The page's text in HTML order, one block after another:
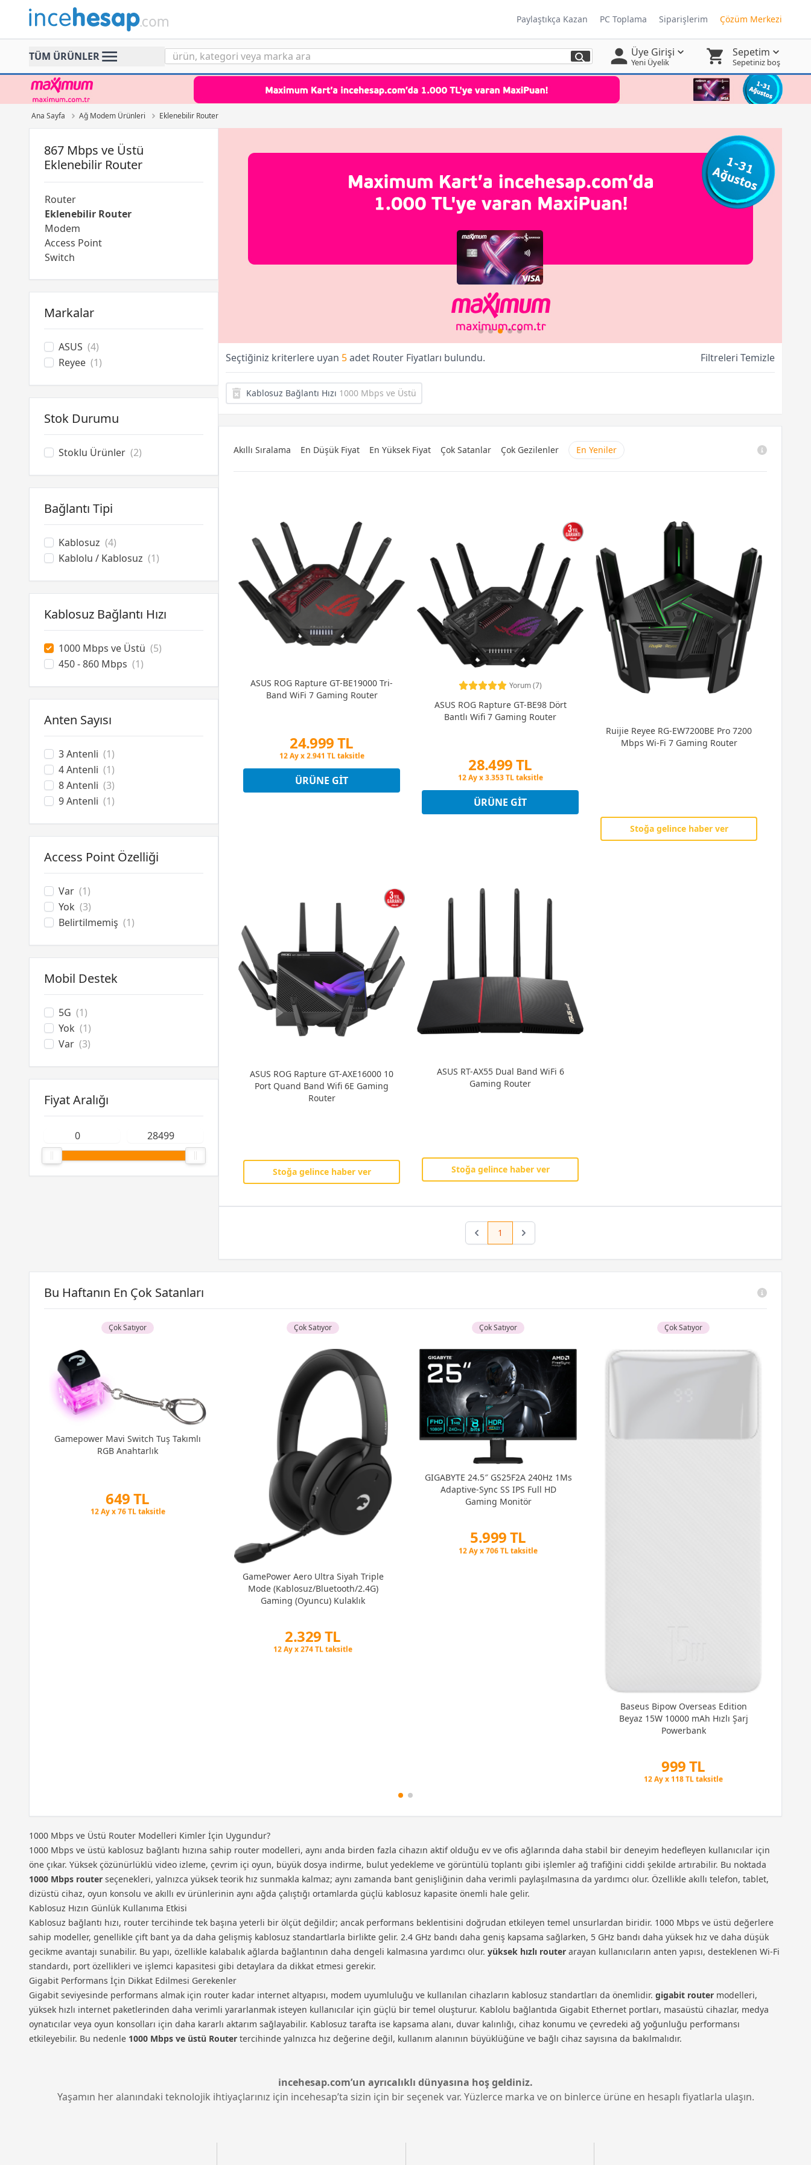
Incehesap Paylaştıkça Kazan PC Toplama Siparişlerim Çözüm Merkezi
TÜM ÜRÜNLER Üye Girişi
Yeni Üyelik
Sepetim
Sepetiniz boş
Ana Sayfa Ağ Modem Ürünleri Eklenebilir Router
867 Mbps ve Üstü
Eklenebilir Router
Router
Eklenebilir Router
Modem
Access Point
Switch
Markalar
ASUS (4)
Reyee (1)
Stok Durumu
Stoklu Ürünler (2)
Bağlantı Tipi
Kablosuz (4)
Kablolu / Kablosuz (1)
Kablosuz Bağlantı Hızı
1000 Mbps ve Üstü (5)
450 - 860 Mbps (1)
Anten Sayısı
3 Antenli (1)
4 Antenli (1)
8 Antenli (3)
9 Antenli (1)
Access Point Özelliği
Var (1)
Yok (3)
Belirtilmemiş (1)
Mobil Destek
5G (1)
Yok (1)
Var (3)
Fiyat Aralığı
Seçtiğiniz kriterlere uyan 5adet Router Fiyatları bulundu. Filtreleri Temizle
Kablosuz Bağlantı Hızı 1000 Mbps ve Üstü
Akıllı Sıralama En Düşük Fiyat En Yüksek Fiyat Çok Satanlar Çok Gezilenler En Yeniler
ASUS ROG Rapture GT-BE19000 Tri-
Band WiFi 7 Gaming Router
24.999 TL
Peşin Fiyatına 3 Taksit
Peşin Fiyatına 3 Taksit
ÜRÜNE GIT
Yorum (7)
ASUS ROG Rapture GT-BE98 Dört
Bantlı Wifi 7 Gaming Router
28.499 TL
Peşin Fiyatına 3 Taksit
Peşin Fiyatına 3 Taksit
ÜRÜNE GIT
Ruijie Reyee RG-EW7200BE Pro 7200
Mbps Wi-Fi 7 Gaming Router
Stoğa gelince haber ver
ASUS ROG Rapture GT-AXE16000 10
Port Quand Band Wifi 6E Gaming
Router
Stoğa gelince haber ver
ASUS RT-AX55 Dual Band WiFi 6
Gaming Router
Stoğa gelince haber ver
Previous1 Next
Bu Haftanın En Çok Satanları
Çok Satıyor
Gamepower Mavi Switch Tuş Takımlı
RGB Anahtarlık
649 TL
Peşin Fiyatına 3 Taksit
Çok Satıyor
GamePower Aero Ultra Siyah Triple
Mode (Kablosuz/Bluetooth/2.4G)
Gaming (Oyuncu) Kulaklık
2.329 TL
Peşin Fiyatına 3 Taksit
Çok Satıyor
GIGABYTE 24.5″ GS25F2A 240Hz 1Ms
Adaptive-Sync SS IPS Full HD
Gaming Monitör
5.999 TL
Peşin Fiyatına 6 Taksit
Çok Satıyor
Baseus Bipow Overseas Edition
Beyaz 15W 10000 mAh Hızlı Şarj
Powerbank
999 TL
Peşin Fiyatına 3 Taksit
1000 Mbps ve Üstü Router Modelleri Kimler İçin Uygundur?
1000 Mbps ve üstü kablosuz bağlantı hızına sahip router modelleri, aynı anda birden fazla cihazın aktif olduğu ev ve ofis ağlarında daha stabil bir deneyim hedefleyen kullanıcılar için
öne çıkar. Yüksek çözünürlüklü video izleme, çevrim içi oyun, büyük dosya indirme, bulut yedekleme ve görüntülü toplantı gibi işlemler ağ trafiğini ciddi şekilde artırabilir. Bu noktada
1000 Mbps router seçenekleri, yalnızca yüksek teorik hız sunmakla kalmaz; aynı zamanda bant genişliğinin daha verimli paylaşılmasına da yardımcı olur. Özellikle akıllı telefon, tablet,
dizüstü cihaz, oyun konsolu ve akıllı ev ürünlerinin aynı ağda çalıştığı ortamlarda güçlü kablosuz kapasite önemli hale gelir.
Kablosuz Hızın Günlük Kullanıma Etkisi
Kablosuz bağlantı hızı, router tercihinde tek başına yeterli bir ölçüt değildir; ancak performans beklentisini doğrudan etkileyen temel unsurlardan biridir. 1000 Mbps ve üstü değerlere
sahip modeller, genellikle çift bant ya da daha gelişmiş kablosuz standartlarla birlikte gelir. 2.4 GHz bandı daha geniş kapsama sağlarken, 5 GHz bandı daha yüksek hız ve daha düşük
gecikme avantajı sunabilir. Bu yapı, özellikle kalabalık ağlarda bağlantının daha dengeli kalmasına yardımcı olur. yüksek hızlı router arayan kullanıcıların anten yapısı, desteklenen Wi-Fi
standardı, port özellikleri ve işlemci kapasitesi gibi detaylara da dikkat etmesi gerekir.
Gigabit Performans İçin Dikkat Edilmesi Gerekenler
Gigabit seviyesinde performans almak için router kadar internet altyapısı, modem uyumluluğu ve kullanılan cihazların kablosuz standartları da önemlidir. gigabit router modelleri,
yüksek hızlı internet paketlerinden daha verimli yararlanmak isteyen kullanıcılar için güçlü bir temel oluşturur. Kablolu bağlantıda Gigabit Ethernet portları, masaüstü cihazlar, medya
oynatıcılar veya oyun konsolları için daha kararlı aktarım sağlayabilir. Kablosuz tarafta ise kapsama alanı, duvar kalınlığı, cihaz konumu ve çevredeki ağ yoğunluğu performansı
etkileyebilir. Bu nedenle 1000 Mbps ve üstü Router tercihinde yalnızca hız değerine değil, kullanım alanının büyüklüğüne ve bağlı cihaz sayısına da bakılmalıdır.
incehesap.com’un ayrıcalıklı dünyasına hoş geldiniz.
Yaşamın her alanındaki teknolojik ihtiyaçlarınız için incehesap’ta sizin için bir seçenek var. Yüzlerce marka ve on binlerce ürüne en hesaplı fiyatlarla ulaşın.